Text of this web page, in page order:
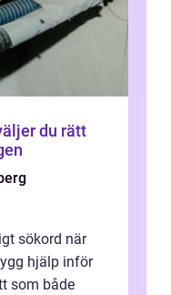
sökord när
hjälp inför
som både